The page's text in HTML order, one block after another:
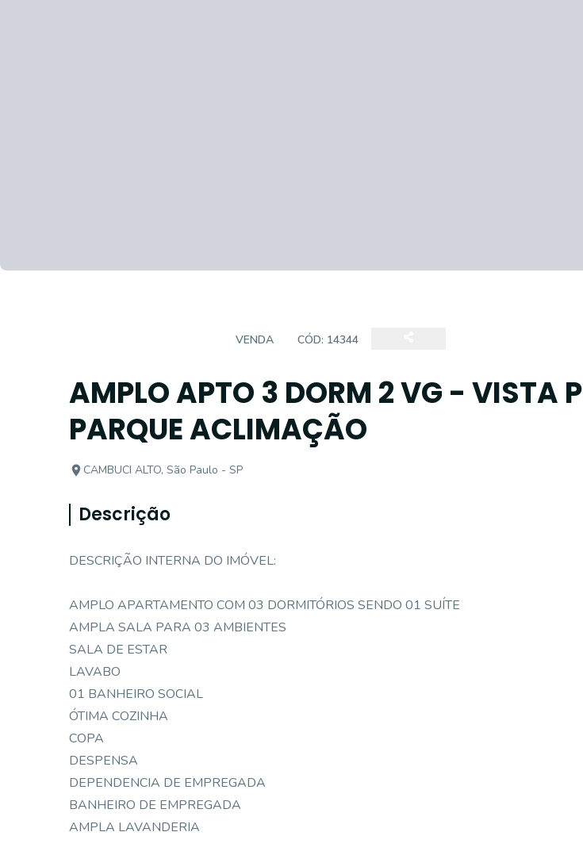
VENDA CÓD: 14344
AMPLO APTO 3 DORM 2 VG - VISTA P
PARQUE ACLIMAÇÃO
CAMBUCI ALTO, São Paulo - SP
Descrição
DESCRIÇÃO INTERNA DO IMÓVEL:
AMPLO APARTAMENTO COM 03 DORMITÓRIOS SENDO 01 SUÍTE
AMPLA SALA PARA 03 AMBIENTES
SALA DE ESTAR
LAVABO
01 BANHEIRO SOCIAL
ÓTIMA COZINHA
COPA
DESPENSA
DEPENDENCIA DE EMPREGADA
BANHEIRO DE EMPREGADA
AMPLA LAVANDERIA